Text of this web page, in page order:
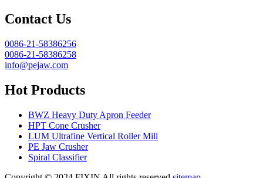
Contact Us
0086-21-58386256
0086-21-58386258
info@pejaw.com
Hot Products
BWZ Heavy Duty Apron Feeder
HPT Cone Crusher
LUM Ultrafine Vertical Roller Mill
PE Jaw Crusher
Spiral Classifier